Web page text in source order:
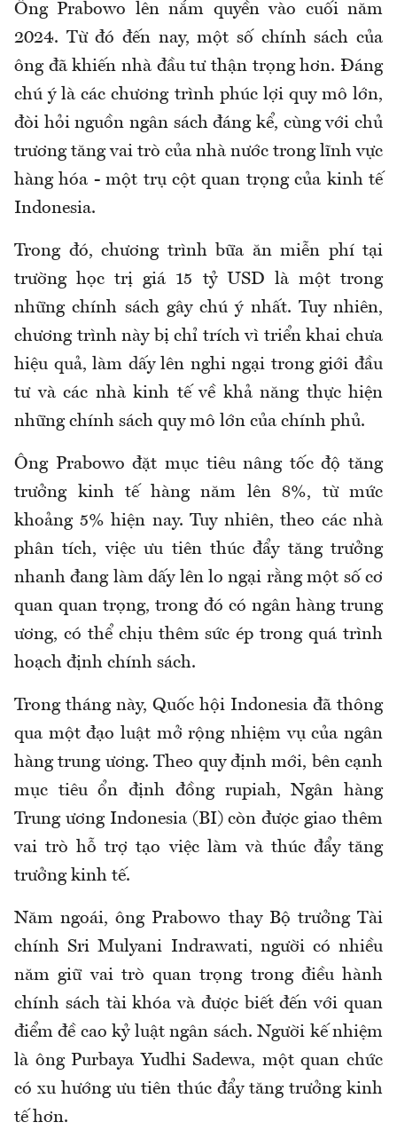
Ông Prabowo lên nắm quyền vào cuối năm
2024. Từ đó đến nay, một số chính sách của
ông đã khiến nhà đầu tư thận trọng hơn. Đáng
chú ý là các chương trình phúc lợi quy mô lớn,
đòi hỏi nguồn ngân sách đáng kể, cùng với chủ
trương tăng vai trò của nhà nước trong lĩnh vực
hàng hóa - một trụ cột quan trọng của kinh tế
Indonesia.
Trong đó, chương trình bữa ăn miễn phí tại
trường học trị giá 15 tỷ USD là một trong
những chính sách gây chú ý nhất. Tuy nhiên,
chương trình này bị chỉ trích vì triển khai chưa
hiệu quả, làm dấy lên nghi ngại trong giới đầu
tư và các nhà kinh tế về khả năng thực hiện
những chính sách quy mô lớn của chính phủ.
Ông Prabowo đặt mục tiêu nâng tốc độ tăng
trưởng kinh tế hàng năm lên 8%, từ mức
khoảng 5% hiện nay. Tuy nhiên, theo các nhà
phân tích, việc ưu tiên thúc đẩy tăng trưởng
nhanh đang làm dấy lên lo ngại rằng một số cơ
quan quan trọng, trong đó có ngân hàng trung
ương, có thể chịu thêm sức ép trong quá trình
hoạch định chính sách.
Trong tháng này, Quốc hội Indonesia đã thông
qua một đạo luật mở rộng nhiệm vụ của ngân
hàng trung ương. Theo quy định mới, bên cạnh
mục tiêu ổn định đồng rupiah, Ngân hàng
Trung ương Indonesia (BI) còn được giao thêm
vai trò hỗ trợ tạo việc làm và thúc đẩy tăng
trưởng kinh tế.
Năm ngoái, ông Prabowo thay Bộ trưởng Tài
chính Sri Mulyani Indrawati, người có nhiều
năm giữ vai trò quan trọng trong điều hành
chính sách tài khóa và được biết đến với quan
điểm đề cao kỷ luật ngân sách. Người kế nhiệm
là ông Purbaya Yudhi Sadewa, một quan chức
có xu hướng ưu tiên thúc đẩy tăng trưởng kinh
tế hơn.